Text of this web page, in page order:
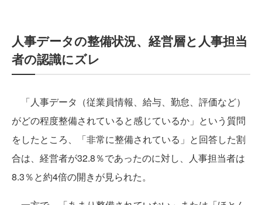
人事データの整備状況、経営層と人事担当
者の認識にズレ
「人事データ（従業員情報、給与、勤怠、評価など）
がどの程度整備されていると感じているか」という質問
をしたところ、「非常に整備されている」と回答した割
合は、経営者が32.8％であったのに対し、人事担当者は
8.3％と約4倍の開きが見られた。